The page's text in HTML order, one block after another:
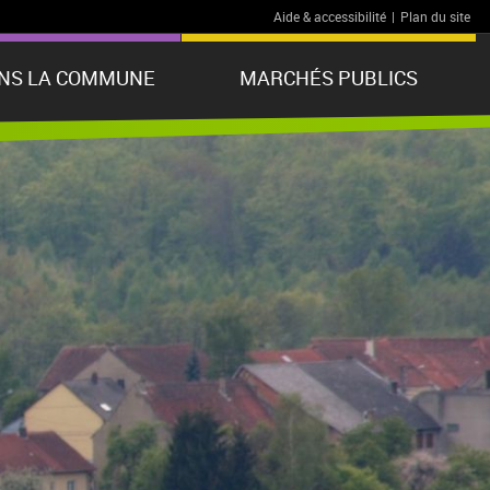
Aide & accessibilité | Plan du site
LA COMMUNE MARCHÉS PUBLICS